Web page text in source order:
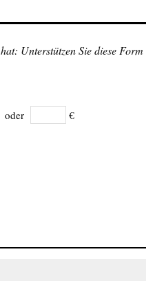
Unterstützen Sie diese Form
oder €